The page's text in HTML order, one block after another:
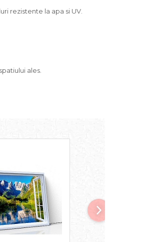
rezistente la apa si UV.
ales.